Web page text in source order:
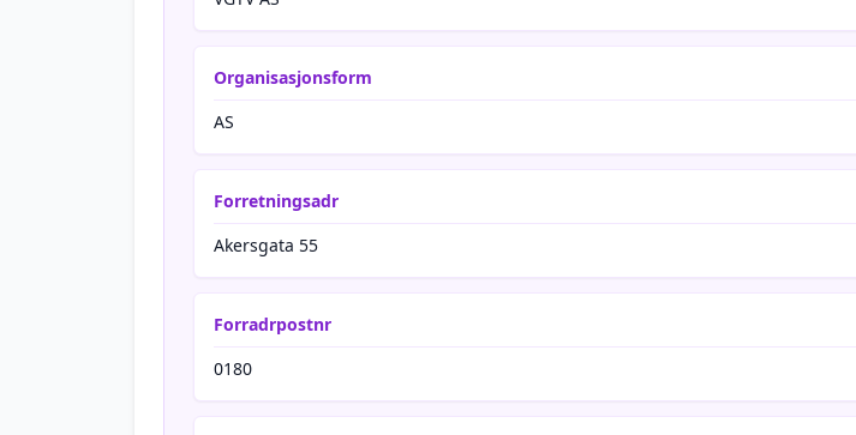
Organisasjonsform
AS
Forretningsadr
Akersgata 55
Forradrpostnr
0180